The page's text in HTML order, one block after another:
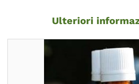
Ulteriori